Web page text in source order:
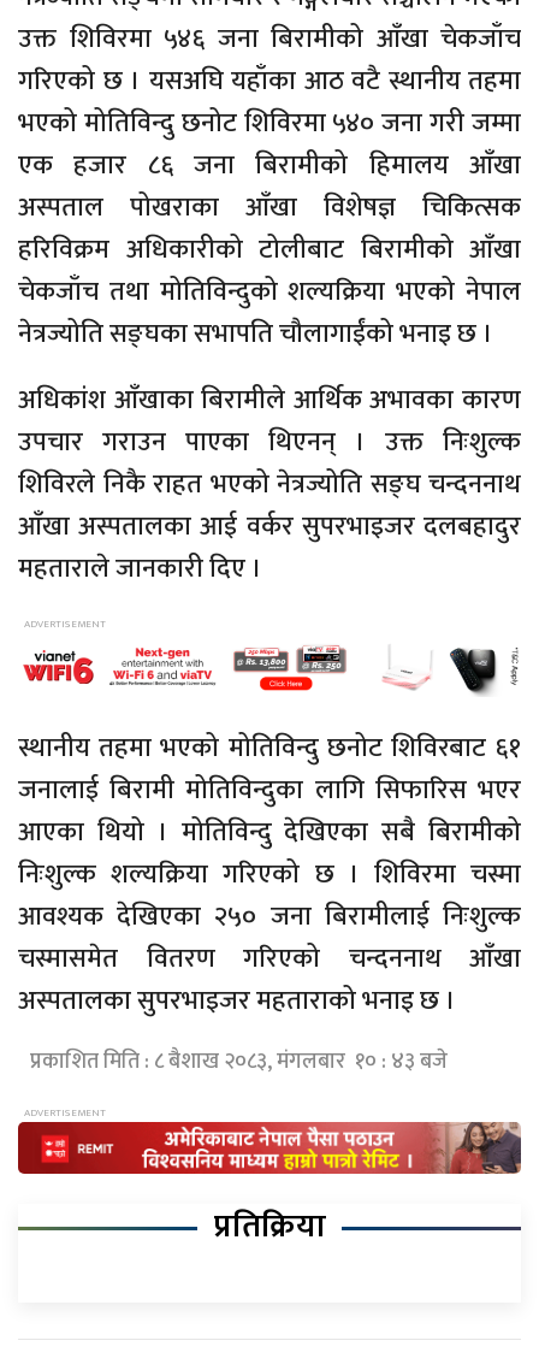
उक्त शिविरमा ५४६ जना बिरामीको आँखा चेकजाँच
गरिएको छ । यसअघि यहाँका आठ वटै स्थानीय तहमा
भएको मोतिविन्दु छनोट शिविरमा ५४० जना गरी जम्मा
एक हजार ८६ जना बिरामीको हिमालय आँखा
अस्पताल पोखराका आँखा विशेषज्ञ चिकित्सक
हरिविक्रम अधिकारीको टोलीबाट बिरामीको आँखा
चेकजाँच तथा मोतिविन्दुको शल्यक्रिया भएको नेपाल
नेत्रज्योति सङ्घका सभापति चौलागाईंको भनाइ छ ।
अधिकांश आँखाका बिरामीले आर्थिक अभावका कारण
उपचार गराउन पाएका थिएनन् । उक्त निःशुल्क
शिविरले निकै राहत भएको नेत्रज्योति सङ्घ चन्दननाथ
आँखा अस्पतालका आई वर्कर सुपरभाइजर दलबहादुर
महताराले जानकारी दिए ।
स्थानीय तहमा भएको मोतिविन्दु छनोट शिविरबाट ६१
जनालाई बिरामी मोतिविन्दुका लागि सिफारिस भएर
आएका थियो । मोतिविन्दु देखिएका सबै बिरामीको
निःशुल्क शल्यक्रिया गरिएको छ । शिविरमा चस्मा
आवश्यक देखिएका २५० जना बिरामीलाई निःशुल्क
चस्मासमेत वितरण गरिएको चन्दननाथ आँखा
अस्पतालका सुपरभाइजर महताराको भनाइ छ ।
प्रकाशित मिति : ८ बैशाख २०८३, मंगलबार १० : ४३ बजे
प्रतिक्रिया